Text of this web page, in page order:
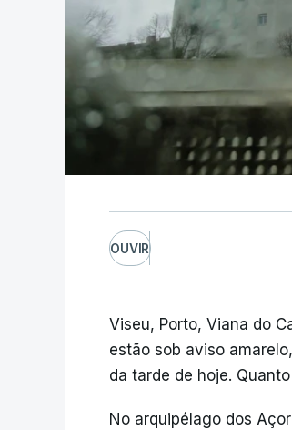
OUVIR
Viseu, Porto, Viana do
estão sob aviso
da tarde de hoje.
No arquipélago dos